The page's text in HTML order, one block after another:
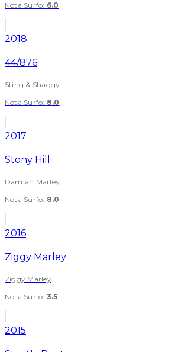
Nota Surfo: 6.0
2018
44/876
Sting & Shaggy
Nota Surfo: 8.0
2017
Stony Hill
Damian Marley
Nota Surfo: 8.0
2016
Ziggy Marley
Ziggy Marley
Nota Surfo: 3.5
2015